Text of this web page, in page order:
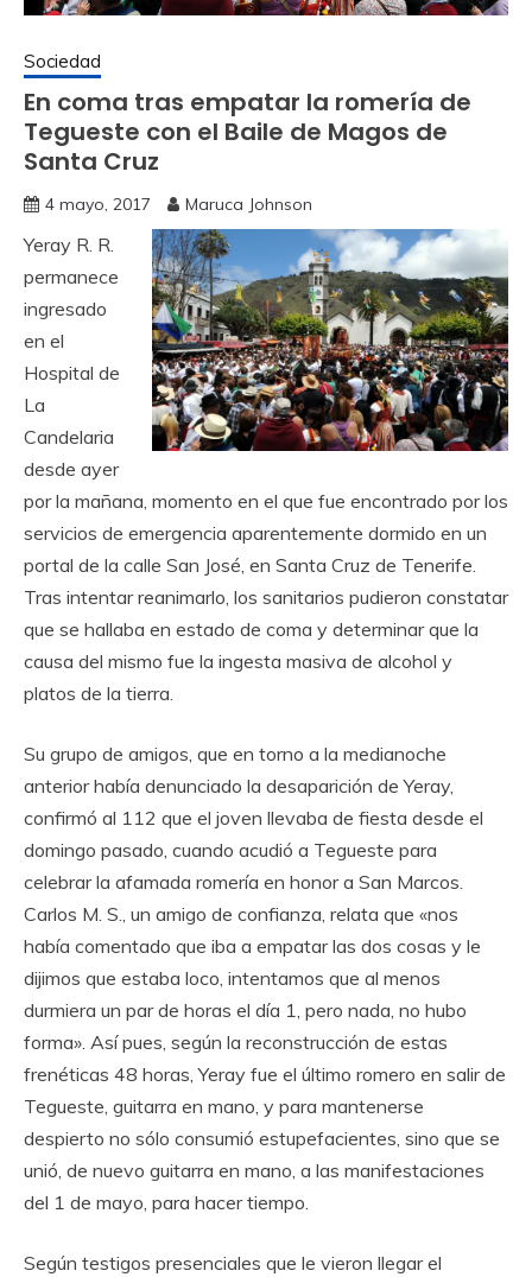
Sociedad
En coma tras empatar la romería de
Tegueste con el Baile de Magos de
Santa Cruz
4 mayo, 2017 Maruca Johnson
Yeray R. R.
permanece
ingresado
en el
Hospital de
La
Candelaria
desde ayer
por la mañana, momento en el que fue encontrado por los
servicios de emergencia aparentemente dormido en un
portal de la calle San José, en Santa Cruz de Tenerife.
Tras intentar reanimarlo, los sanitarios pudieron constatar
que se hallaba en estado de coma y determinar que la
causa del mismo fue la ingesta masiva de alcohol y
platos de la tierra.
Su grupo de amigos, que en torno a la medianoche
anterior había denunciado la desaparición de Yeray,
confirmó al 112 que el joven llevaba de fiesta desde el
domingo pasado, cuando acudió a Tegueste para
celebrar la afamada romería en honor a San Marcos.
Carlos M. S., un amigo de confianza, relata que «nos
había comentado que iba a empatar las dos cosas y le
dijimos que estaba loco, intentamos que al menos
durmiera un par de horas el día 1, pero nada, no hubo
forma». Así pues, según la reconstrucción de estas
frenéticas 48 horas, Yeray fue el último romero en salir de
Tegueste, guitarra en mano, y para mantenerse
despierto no sólo consumió estupefacientes, sino que se
unió, de nuevo guitarra en mano, a las manifestaciones
del 1 de mayo, para hacer tiempo.
Según testigos presenciales que le vieron llegar el